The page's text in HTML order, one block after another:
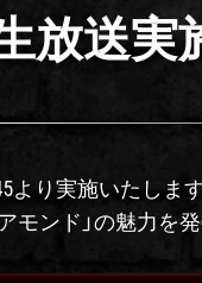
送実
より実施いたします
モンド」の魅力